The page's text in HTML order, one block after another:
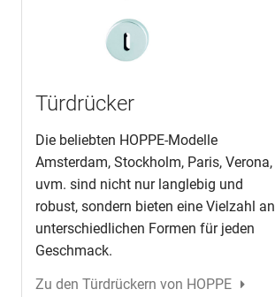
Türdrücker
Die beliebten HOPPE-Modelle
Amsterdam, Stockholm, Paris, Verona,
uvm. sind nicht nur langlebig und
robust, sondern bieten eine Vielzahl an
unterschiedlichen Formen für jeden
Geschmack.
Zu den Türdrückern von HOPPE